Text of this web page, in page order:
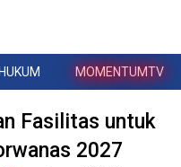
HUKUM MOMENTUMTV
Fasilitas untuk
2027